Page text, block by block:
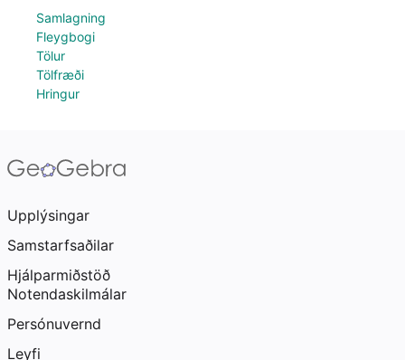
Samlagning
Fleygbogi
Tölur
Tölfræði
Hringur
Upplýsingar
Samstarfsaðilar
Hjálparmiðstöð
Notendaskilmálar
Persónuvernd
Leyfi